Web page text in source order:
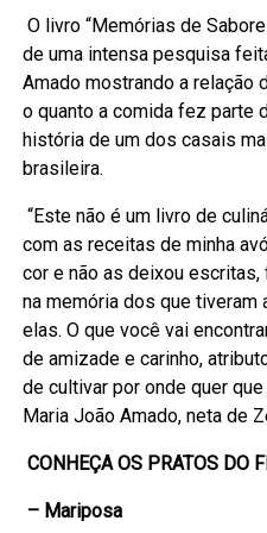
O livro “Memórias de
de uma intensa pesquisa
Amado mostrando a relação
o quanto a comida fez parte
história de um dos casais
brasileira.
“Este não é um livro de
com as receitas de minha
cor e não as deixou
na memória dos que
elas. O que você vai
de amizade e carinho,
de cultivar por onde quer
Maria João Amado, neta de
CONHEÇA OS PRATOS DO
– Mariposa